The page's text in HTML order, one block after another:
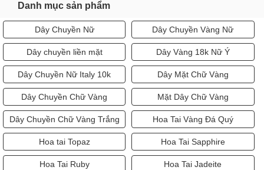
Danh mục sản phẩm
Dây Chuyền Nữ Dây Chuyền Vàng Nữ
Dây chuyền liền mặt Dây Vàng 18k Nữ Ý
Dây Chuyền Nữ Italy 10k Dây Mặt Chữ Vàng
Dây Chuyền Chữ Vàng Mặt Dây Chữ Vàng
Dây Chuyền Chữ Vàng Trắng Hoa Tai Vàng Đá Quý
Hoa tai Topaz Hoa Tai Sapphire
Hoa Tai Ruby Hoa Tai Jadeite